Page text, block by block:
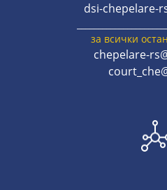
dsi-chepelare-
за всички
chepelare-